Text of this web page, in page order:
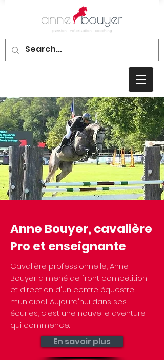
Anne Bouyer, cavalière
Pro et enseignante
Cavalière professionnelle, Anne
Bouyer a mené de front compétition
et direction d'un centre équestre
municipal. Aujourd'hui dans ses
écuries, c'est une nouvelle aventure
qui commence.
En savoir plus